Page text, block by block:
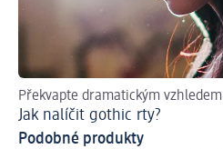
Překvapte dramatickým vzhledem
Jak nalíčit gothic rty?
Podobné produkty